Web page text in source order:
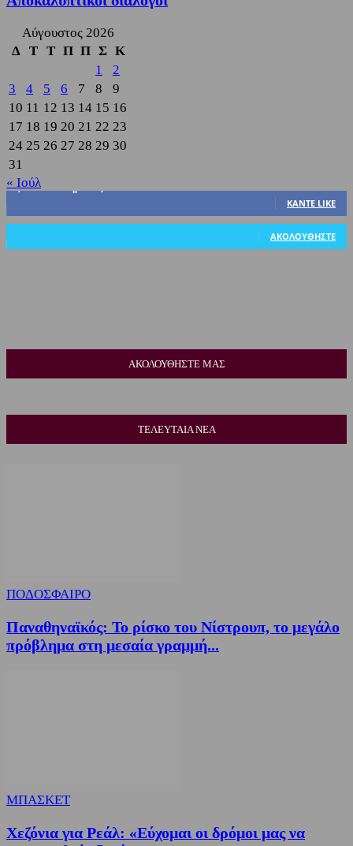
Αύγουστος 2026
Δ
Τ Τ Π Π Σ Κ
1
2
3
4 5 6 7 8
9
10 11 12 13 14 15 16
17 18 19 20 21 22 23
24 25 26 27 28 29 30
31
« Ιούλ
3,822
ΚΆΝΤΕ LIKE
ΑΚΟΛΟΥΘΉΣΤΕ
ΑΚΟΛΟΥΘΗΣΤΕ ΜΑΣ
ΤΕΛΕΥΤΑΙΑ ΝΕΑ
ΠΟΔΟΣΦΑΙΡΟ
Παναθηναϊκός: Το ρίσκο του Νίστρουπ, το μεγάλο
πρόβλημα στη μεσαία γραμμή...
ΜΠΑΣΚΕΤ
Χεζόνια για Ρεάλ: «Εύχομαι οι δρόμοι μας να